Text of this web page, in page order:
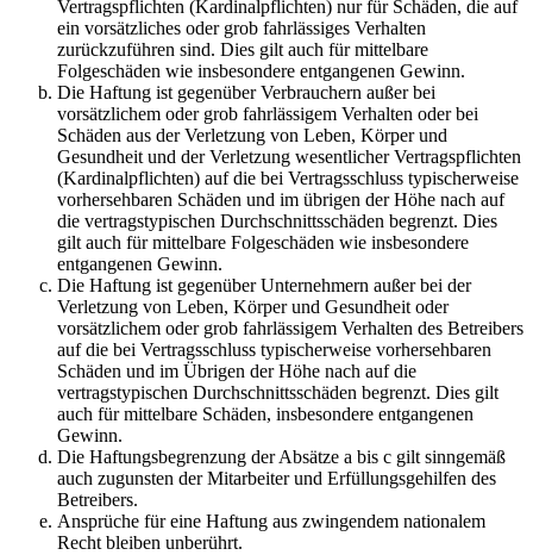
Vertragspflichten (Kardinalpflichten) nur für Schäden, die auf
ein vorsätzliches oder grob fahrlässiges Verhalten
zurückzuführen sind. Dies gilt auch für mittelbare
Folgeschäden wie insbesondere entgangenen Gewinn.
Die Haftung ist gegenüber Verbrauchern außer bei
vorsätzlichem oder grob fahrlässigem Verhalten oder bei
Schäden aus der Verletzung von Leben, Körper und
Gesundheit und der Verletzung wesentlicher Vertragspflichten
(Kardinalpflichten) auf die bei Vertragsschluss typischerweise
vorhersehbaren Schäden und im übrigen der Höhe nach auf
die vertragstypischen Durchschnittsschäden begrenzt. Dies
gilt auch für mittelbare Folgeschäden wie insbesondere
entgangenen Gewinn.
Die Haftung ist gegenüber Unternehmern außer bei der
Verletzung von Leben, Körper und Gesundheit oder
vorsätzlichem oder grob fahrlässigem Verhalten des Betreibers
auf die bei Vertragsschluss typischerweise vorhersehbaren
Schäden und im Übrigen der Höhe nach auf die
vertragstypischen Durchschnittsschäden begrenzt. Dies gilt
auch für mittelbare Schäden, insbesondere entgangenen
Gewinn.
Die Haftungsbegrenzung der Absätze a bis c gilt sinngemäß
auch zugunsten der Mitarbeiter und Erfüllungsgehilfen des
Betreibers.
Ansprüche für eine Haftung aus zwingendem nationalem
Recht bleiben unberührt.